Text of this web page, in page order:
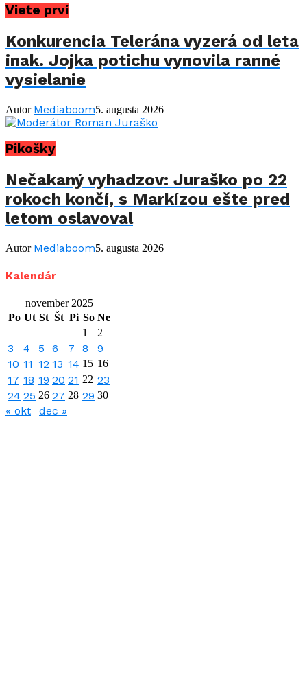
Viete prví
Konkurencia Telerána vyzerá od leta
inak. Jojka potichu vynovila ranné
vysielanie
Autor Mediaboom5. augusta 2026
Pikošky
Nečakaný vyhadzov: Juraško po 22
rokoch končí, s Markízou ešte pred
letom oslavoval
Autor Mediaboom5. augusta 2026
Kalendár
november 2025
Po Ut St Št Pi So Ne
1
2
3 4 5 6 7 8
9
10 11 12 13 14 15 16
17 18 19 20 21 22 23
24 25 26 27 28 29 30
« okt dec »